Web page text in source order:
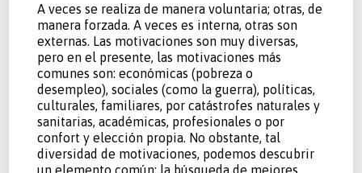
A veces se realiza de manera voluntaria; otras, de
manera forzada. A veces es interna, otras son
externas. Las motivaciones son muy diversas,
pero en el presente, las motivaciones más
comunes son: económicas (pobreza o
desempleo), sociales (como la guerra), políticas,
culturales, familiares, por catástrofes naturales y
sanitarias, académicas, profesionales o por
confort y elección propia. No obstante, tal
diversidad de motivaciones, podemos descubrir
un elemento común: la búsqueda de mejores